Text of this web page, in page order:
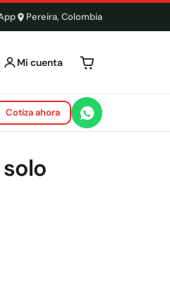
Pereira, Colombia
Mi cuenta Tu carrito está
Cotiza ahora